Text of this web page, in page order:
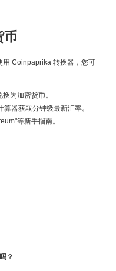
币
用 Coinpaprika 转换器，您可
为加密货币。
器获取分钟级最新汇率。
等新手指南。
？